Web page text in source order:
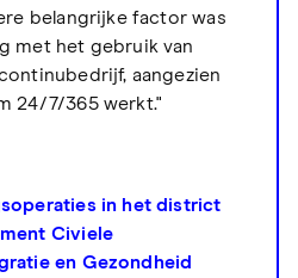
belangrijke factor was
met het gebruik van
aangezien
24/7/365 werkt."
in het district
Civiele
en Gezondheid